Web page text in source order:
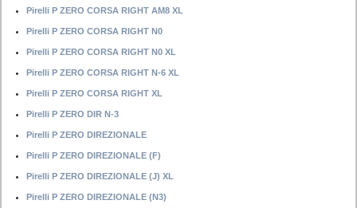
Pirelli P ZERO CORSA RIGHT AM8 XL
Pirelli P ZERO CORSA RIGHT N0
Pirelli P ZERO CORSA RIGHT N0 XL
Pirelli P ZERO CORSA RIGHT N-6 XL
Pirelli P ZERO CORSA RIGHT XL
Pirelli P ZERO DIR N-3
Pirelli P ZERO DIREZIONALE
Pirelli P ZERO DIREZIONALE (F)
Pirelli P ZERO DIREZIONALE (J) XL
Pirelli P ZERO DIREZIONALE (N3)